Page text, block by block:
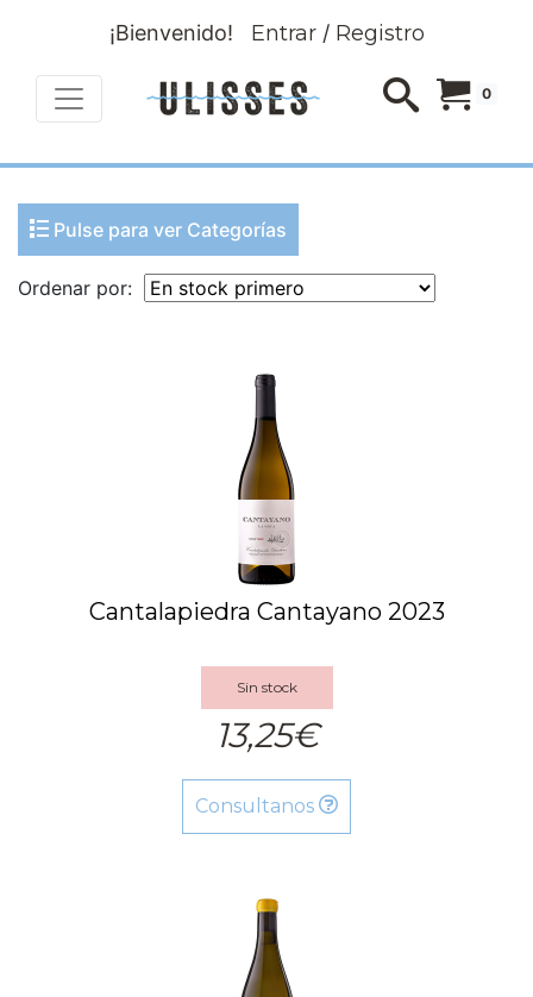
¡Bienvenido! Entrar/ Registro
0
Pulse para ver Categorías
Ordenar por:
Cantalapiedra Cantayano 2023
Sin stock
13,25€
Consultanos